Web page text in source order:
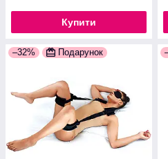
Купити
–32% Подарунок